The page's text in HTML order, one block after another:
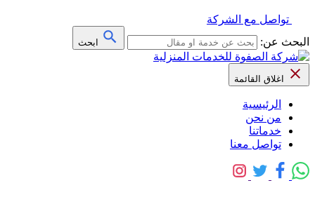
تواصل مع الشركة
البحث عن:
ابحث
اغلاق القائمة
الرئيسية
من نحن
خدماتنا
تواصل معنا